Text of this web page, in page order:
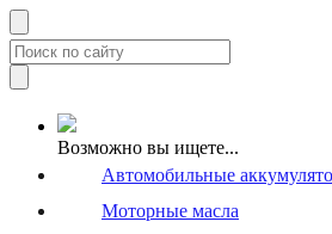
Возможно вы ищете...
Автомобильные
Моторные масла